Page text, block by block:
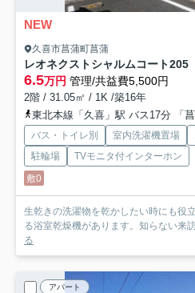
NEW
久喜市菖蒲町菖蒲
レオネクストシャルムコート205
6.5万円 管理/共益費5,500円
2階 / 31.05㎡ / 1K /築16年
東北本線「久喜」駅 バス17分 「
バス・トイレ別 室内洗濯機置場
駐輪場
TVモニタ付インターホン
敷0
生乾きの洗濯物を乾かしたい時にも役
る浴室乾燥機があります。知らない来
る
アパート